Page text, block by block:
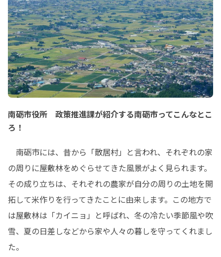
南砺市役所 政策推進課が紹介する南砺市ってこんなとこ
ろ！
南砺市には、昔から「散居村」と言われ、それぞれの家
の周りに屋敷林をめぐらせてきた風景がよく見られます。
その成り立ちは、それぞれの農家が自分の周りの土地を開
拓して米作りを行ってきたことに由来します。この地方で
は屋敷林は「カイニョ」と呼ばれ、冬の冷たい季節風や吹
雪、夏の日差しなどから家や人々の暮しを守ってくれまし
た。